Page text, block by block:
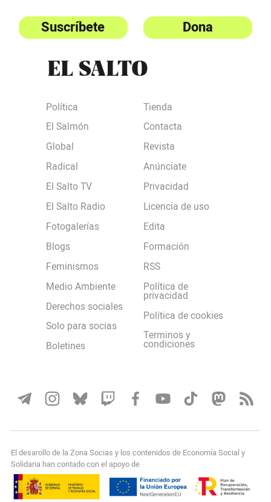
Suscríbete Dona
Política
El Salmón
Global
Radical
El Salto TV
El Salto Radio
Fotogalerías
Blogs
Feminismos
Medio Ambiente
Derechos sociales
Solo para socias
Boletines
Tienda
Contacta
Revista
Anúnciate
Privacidad
Licencia de uso
Edita
Formación
RSS
Política de
privacidad
Política de cookies
Terminos y
condiciones
El desarollo de la Zona Socias y los contenidos de Economía Social y
Solidaria han contado con el apoyo de